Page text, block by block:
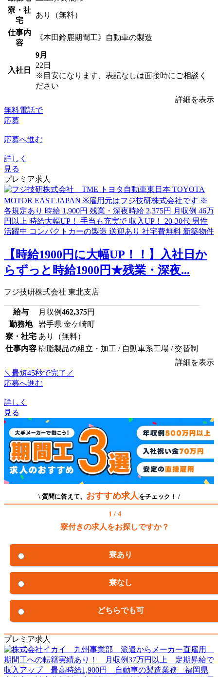
寮・社
宅
あり（無料）
仕事内
容
《本田鈴鹿期間工》自動車の製造
入社日
9月
22日
※目安になります、表記なしは面接時にご相談く
ださい
詳細を表示
無料電話で
応募
応募へ進む
詳しく
見る
プレミア求人
【時給1900円に大幅UP！！】入社日か
らずっと時給1900円★残業・深夜...
フジ技研株式会社 東北支店
給与 月収例462,375円
勤務地
岩手県 金ケ崎町
寮・社宅 あり（無料）
仕事内容 樹脂製品の組立・加工 / 自動車系工場 / 交替制
詳細を表示
＼最短45秒で完了／
応募へ進む
詳しく
見る
\ 質問に答えて、 おすすめ求人をチェック！ /
1 / 4
寮付きの求人をお探しですか？
寮あり
寮なし
どちらでも可
プレミア求人